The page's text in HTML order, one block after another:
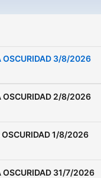
OSCURIDAD 3/8/2026
OSCURIDAD 2/8/2026
OSCURIDAD 1/8/2026
OSCURIDAD 31/7/2026